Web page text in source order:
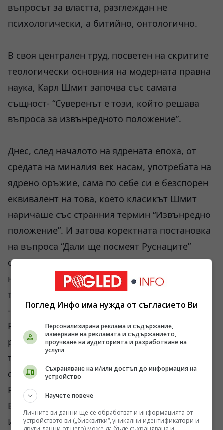
въпросът за властта, разглеждан не
психологически, а битийно, онтологично.
В своя централен труд, посветен на скритите
теологически основния на модерната правна
наука, Карл Шмит започва със самата
същност- “Суверенът е този, който решава
въпроса за извънредното положение”.
Днес, след началото на ядрената епоха, от
средата на миналия век насам, употребата на
ядрено оръжие, сама по себе си е безспорен
еквивалент на това, което класикът Шмит
наричаше със странния термин “Извънредно
положение”. И затова коректната постановка
на въпроса “Дали ще посмеят Руснаците”
съвсем не се отнася за средния руснак. И
наистина от времето на Достоевски,
типологията на руското общество е известна
- и от литературата, и от живота. И досега в
Русия измежду средните, обикновените
руснаци, могат да се срещнат човешките
типове, описани от Достоевски, в руското
общество и до днес могат да се срещнат и
Разколников, и някой Карамазов, и
Верховенски, и разбира се, Свидригайлов.
Известно е от литературата в Русия какво би
Поглед Инфо има нужда от съгласието Ви
Персонализирана реклама и съдържание,
измерване на рекламата и съдържанието,
проучване на аудиторията и разработване на
услуги
Съхраняване на и/или достъп до информация на
устройство
Научете повече
Личните ви данни ще се обработват и информацията от
устройството ви („бисквитки“, уникални идентификатори и
други данни от него) може да бъде съхранявана и